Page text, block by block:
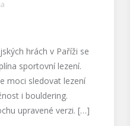
hrách v Paříži se
sportovní lezení.
moci sledovat lezení
i bouldering.
upravené verzi. […]